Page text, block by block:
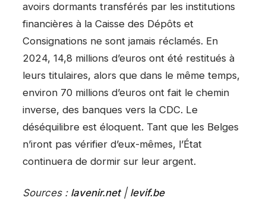
avoirs dormants transférés par les institutions
financières à la Caisse des Dépôts et
Consignations ne sont jamais réclamés. En
2024, 14,8 millions d’euros ont été restitués à
leurs titulaires, alors que dans le même temps,
environ 70 millions d’euros ont fait le chemin
inverse, des banques vers la CDC. Le
déséquilibre est éloquent. Tant que les Belges
n’iront pas vérifier d’eux-mêmes, l’État
continuera de dormir sur leur argent.
Sources : lavenir.net| levif.be